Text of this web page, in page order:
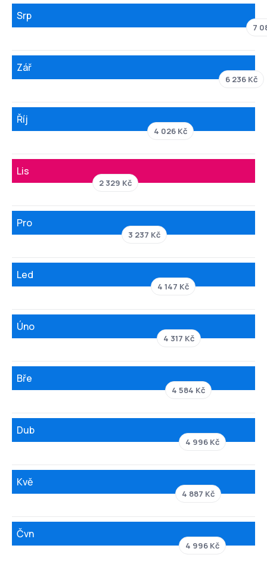
Srp
7
Zář
6 236 Kč
Říj
4 026 Kč
Lis
2 329 Kč
Pro
3 237 Kč
Led
4 147 Kč
Úno
4 317 Kč
Bře
4 584 Kč
Dub
4 996 Kč
Kvě
4 887 Kč
Čvn
4 996 Kč